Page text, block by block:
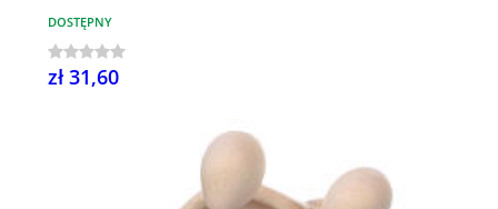
DOSTĘPNY
zł 31,60